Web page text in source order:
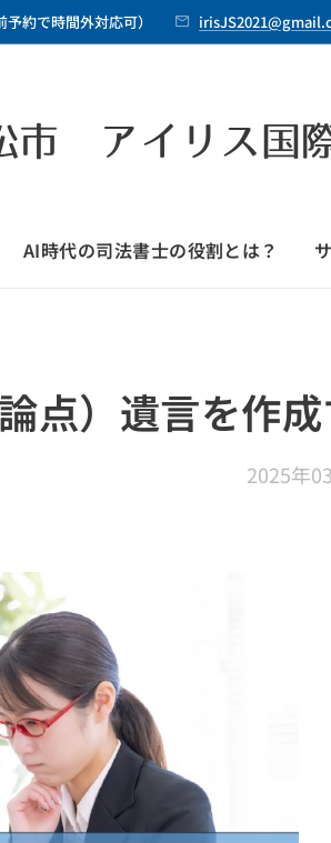
約で時間外対応可）
市 アイリス国
AI時代の司法書士の役割とは？
論点）遺言を作
2025年